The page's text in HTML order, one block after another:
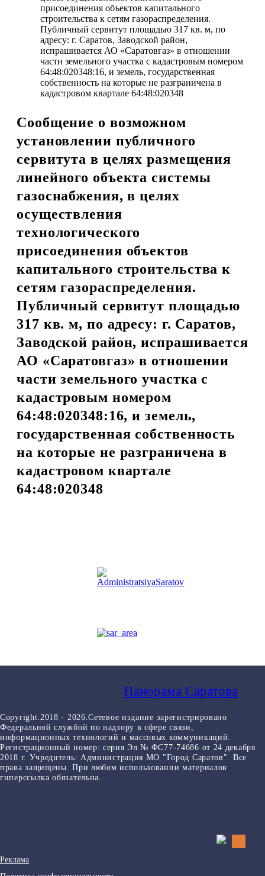
присоединения объектов капитального
строительства к сетям газораспределения.
Публичный сервитут площадью 317 кв. м, по
адресу: г. Саратов, Заводской район,
испрашивается АО «Саратовгаз» в отношении
части земельного участка с кадастровым номером
64:48:020348:16, и земель, государственная
собственность на которые не разграничена в
кадастровом квартале 64:48:020348
Сообщение о возможном
установлении публичного
сервитута в целях размещения
линейного объекта системы
газоснабжения, в целях
осуществления
технологического
присоединения объектов
капитального строительства к
сетям газораспределения.
Публичный сервитут площадью
317 кв. м, по адресу: г. Саратов,
Заводской район, испрашивается
АО «Саратовгаз» в отношении
части земельного участка с
кадастровым номером
64:48:020348:16, и земель,
государственная собственность
на которые не разграничена в
кадастровом квартале
64:48:020348
Панорама Саратова
Copyright.2018 - 2026.Сетевое издание зарегистрировано
Федеральной службой по надзору в сфере связи,
информационных технологий и массовых коммуникаций.
Регистрационный номер: серия Эл № ФС77-74686 от 24 декабря
2018 г. Учредитель: Администрация МО "Город Саратов". Все
права защищены. При любом использовании материалов
гиперссылка обязательна.
Реклама